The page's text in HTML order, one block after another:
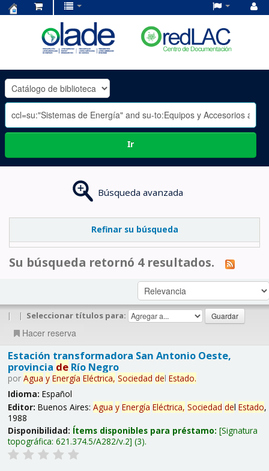
OLADE
-
Ir
Búsqueda avanzada
Refinar su búsqueda
Su búsqueda retornó 4 resultados.
| | Seleccionar títulos para:
Hacer reserva
Estación transformadora San Antonio Oeste,
provincia deRío Negro
por Agua y Energía Eléctrica, Sociedad del Estado.
Idioma: Español
Editor: Buenos Aires: Agua y Energía Eléctrica, Sociedad del Estado,
1988
Disponibilidad: Ítems disponibles para préstamo: Signatura
topográfica: 621.374.5/A282/v.2 (3).